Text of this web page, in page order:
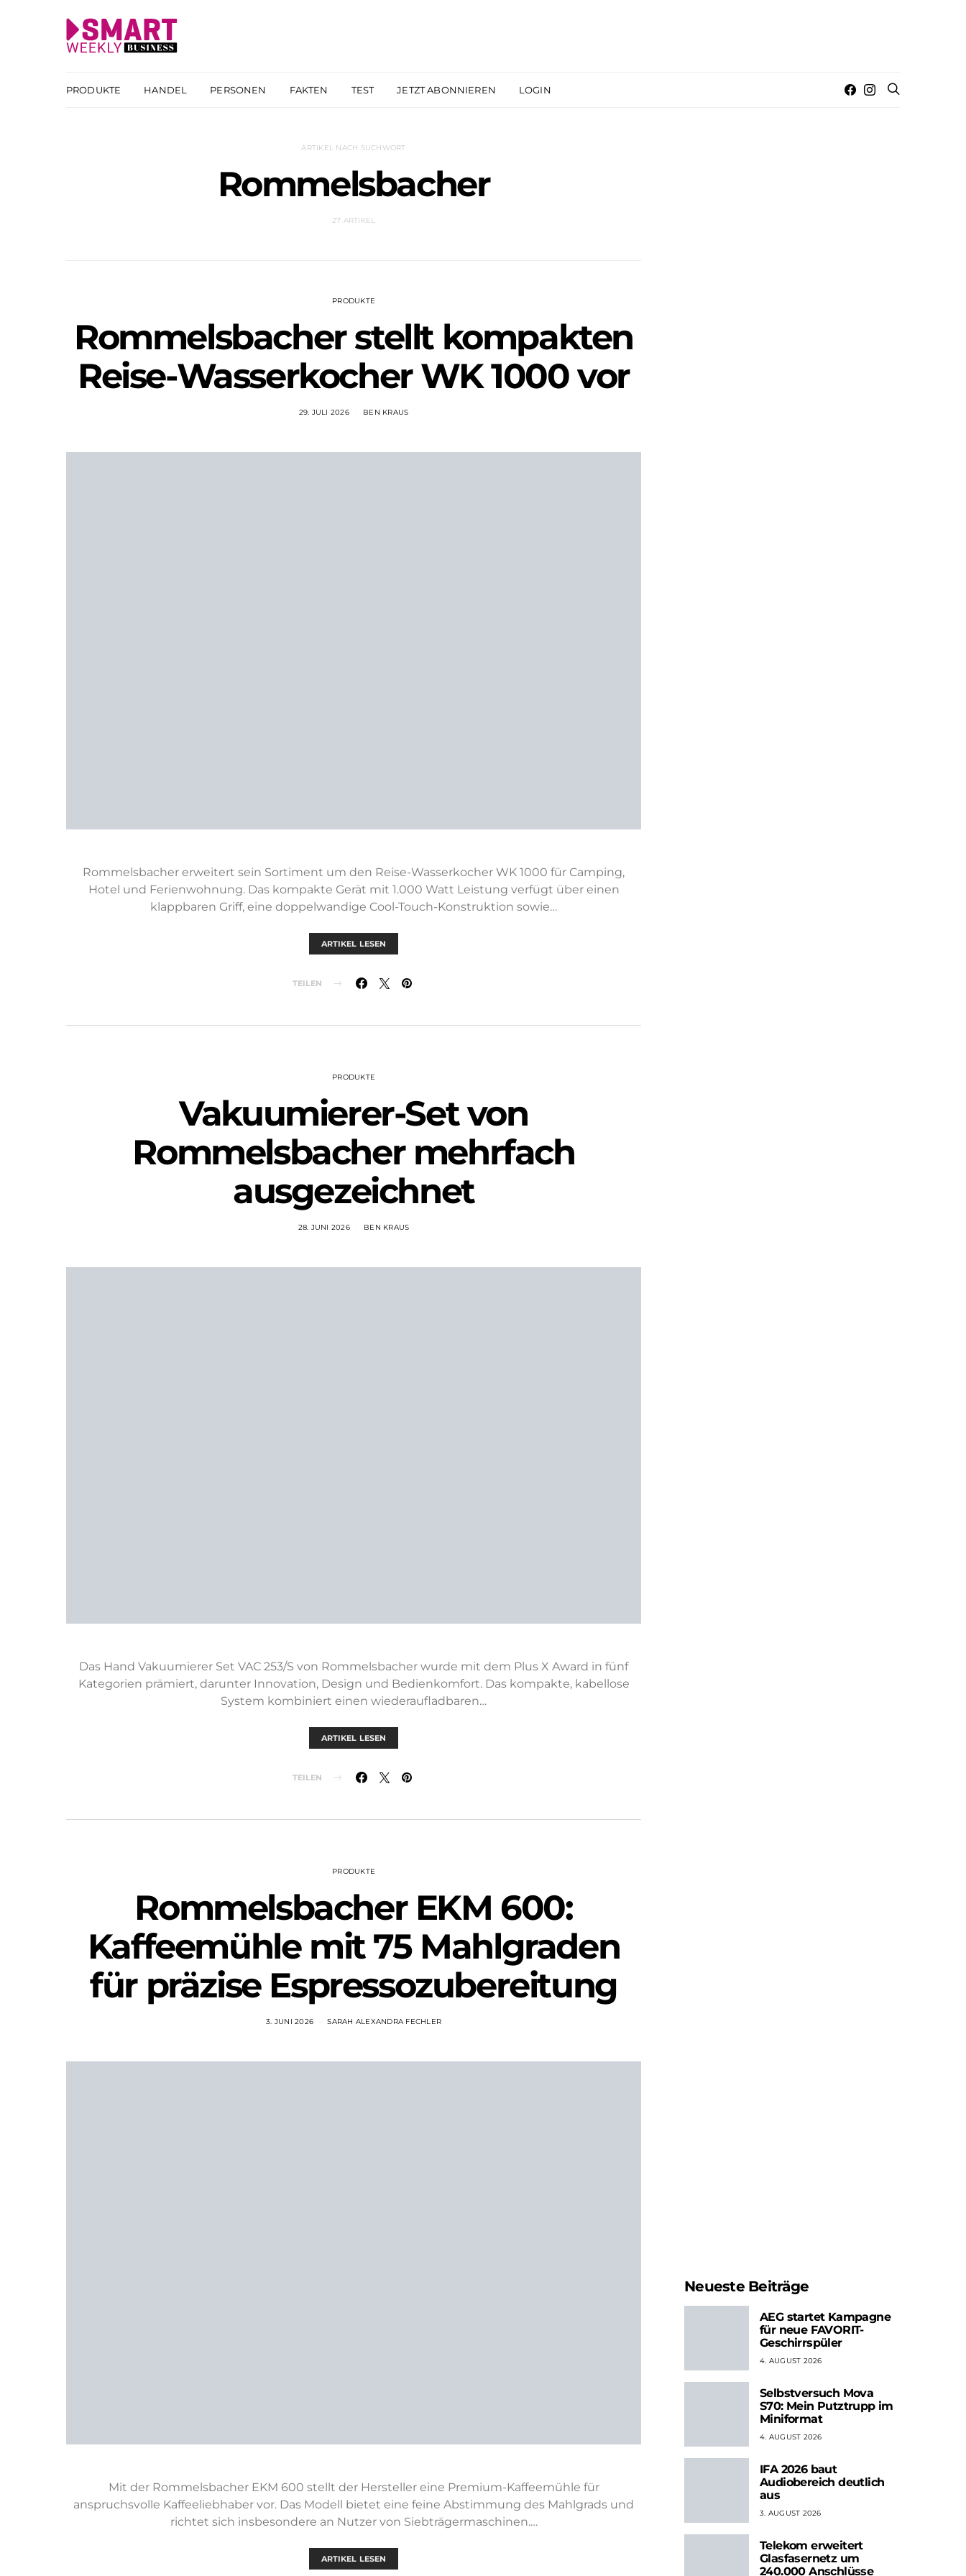
PRODUKTE HANDEL PERSONEN FAKTEN TEST JETZT ABONNIEREN LOGIN
ARTIKEL NACH SUCHWORT
Rommelsbacher
27 ARTIKEL
PRODUKTE
Rommelsbacher stellt kompakten
Reise-Wasserkocher WK 1000 vor
29. JULI 2026 BEN KRAUS
Rommelsbacher erweitert sein Sortiment um den Reise-Wasserkocher WK 1000 für Camping,
Hotel und Ferienwohnung. Das kompakte Gerät mit 1.000 Watt Leistung verfügt über einen
klappbaren Griff, eine doppelwandige Cool-Touch-Konstruktion sowie…
ARTIKEL LESEN
TEILEN
PRODUKTE
Vakuumierer-Set von
Rommelsbacher mehrfach
ausgezeichnet
28. JUNI 2026 BEN KRAUS
Das Hand Vakuumierer Set VAC 253/S von Rommelsbacher wurde mit dem Plus X Award in fünf
Kategorien prämiert, darunter Innovation, Design und Bedienkomfort. Das kompakte, kabellose
System kombiniert einen wiederaufladbaren…
ARTIKEL LESEN
TEILEN
PRODUKTE
Rommelsbacher EKM 600:
Kaffeemühle mit 75 Mahlgraden
für präzise Espressozubereitung
3. JUNI 2026 SARAH ALEXANDRA FECHLER
Mit der Rommelsbacher EKM 600 stellt der Hersteller eine Premium-Kaffeemühle für
anspruchsvolle Kaffeeliebhaber vor. Das Modell bietet eine feine Abstimmung des Mahlgrads und
richtet sich insbesondere an Nutzer von Siebträgermaschinen.…
ARTIKEL LESEN
Neueste Beiträge
AEG startet Kampagne
für neue FAVORIT-
Geschirrspüler
4. AUGUST 2026
Selbstversuch Mova
S70: Mein Putztrupp im
Miniformat
4. AUGUST 2026
IFA 2026 baut
Audiobereich deutlich
aus
3. AUGUST 2026
Telekom erweitert
Glasfasernetz um
240.000 Anschlüsse